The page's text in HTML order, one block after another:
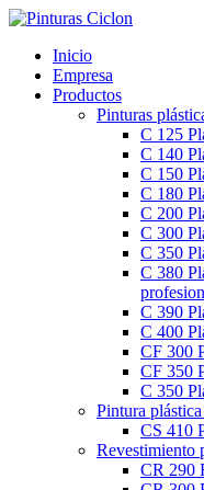
Inicio
Empresa
Productos
Pinturas
C 125
C 140
C 150
C 180
C 200
C 300
C 350
C 380
C 390
C 400
CF 300
CF 350
C 350
Pintura plástica
CS 410
Revestimiento
CR 290